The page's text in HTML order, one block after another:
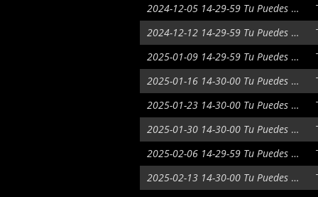
2024-12-05 14-29-59 Tu Puedes Ser
2024-12-12 14-29-59 Tu Puedes Ser
2025-01-09 14-29-59 Tu Puedes Ser
2025-01-16 14-30-00 Tu Puedes Ser
2025-01-23 14-30-00 Tu Puedes Ser
2025-01-30 14-30-00 Tu Puedes Ser
2025-02-06 14-29-59 Tu Puedes Ser
2025-02-13 14-30-00 Tu Puedes Ser